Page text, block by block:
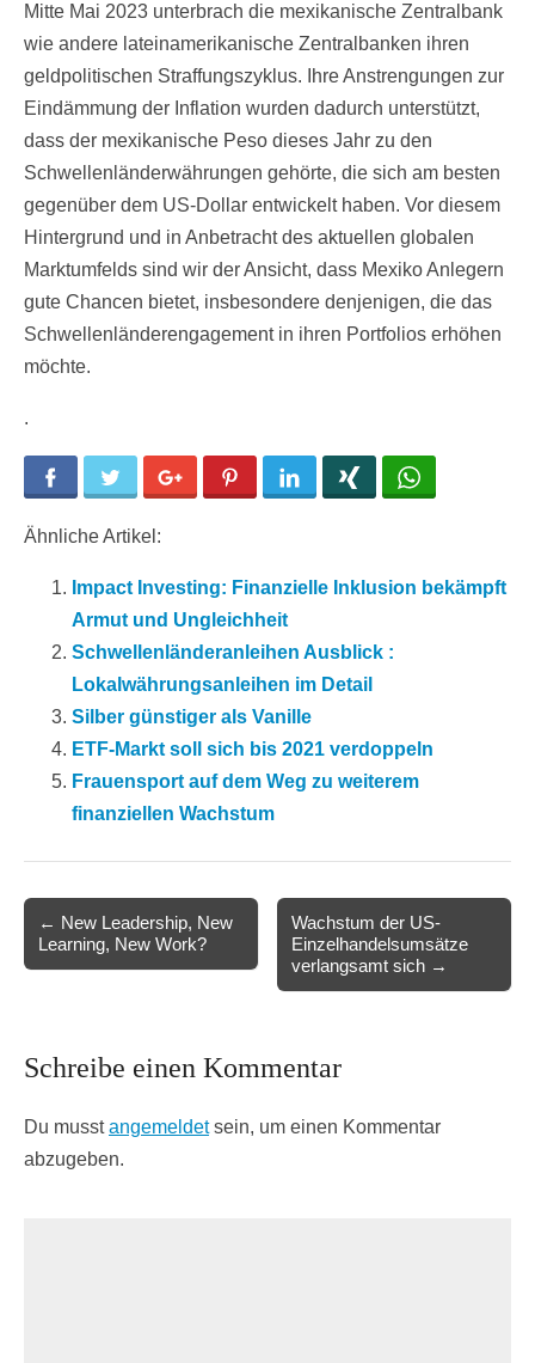
Mitte Mai 2023 unterbrach die mexikanische Zentralbank
wie andere lateinamerikanische Zentralbanken ihren
geldpolitischen Straffungszyklus. Ihre Anstrengungen zur
Eindämmung der Inflation wurden dadurch unterstützt,
dass der mexikanische Peso dieses Jahr zu den
Schwellenländerwährungen gehörte, die sich am besten
gegenüber dem US-Dollar entwickelt haben. Vor diesem
Hintergrund und in Anbetracht des aktuellen globalen
Marktumfelds sind wir der Ansicht, dass Mexiko Anlegern
gute Chancen bietet, insbesondere denjenigen, die das
Schwellenländerengagement in ihren Portfolios erhöhen
möchte.
.
Facebook Twitter Google+ Pinterest LinkedIn
Ähnliche Artikel:
Impact Investing: Finanzielle Inklusion bekämpft
Armut und Ungleichheit
Schwellenländeranleihen Ausblick :
Lokalwährungsanleihen im Detail
Silber günstiger als Vanille
ETF-Markt soll sich bis 2021 verdoppeln
Frauensport auf dem Weg zu weiterem
finanziellen Wachstum
navigation
← New Leadership, New
Learning, New Work?
Wachstum der US-
Einzelhandelsumsätze
verlangsamt sich →
Schreibe einen Kommentar
Du musstangemeldetsein, um einen Kommentar
abzugeben.